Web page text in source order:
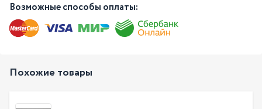
Возможные способы оплаты:
Похожие товары